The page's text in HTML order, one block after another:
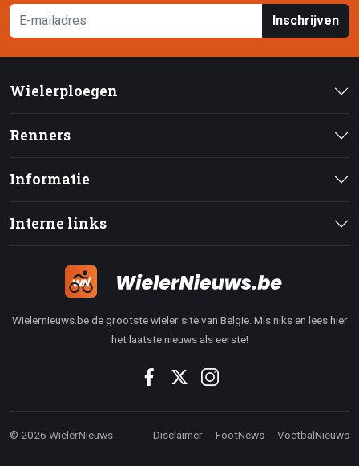
Inschrijven
Wielerploegen
Renners
Informatie
Interne links
Wielernieuws.be de grootste wieler site van Belgie. Mis niks en lees hier
het laatste nieuws als eerste!
© 2026 WielerNieuws Disclaimer FootNews VoetbalNieuws